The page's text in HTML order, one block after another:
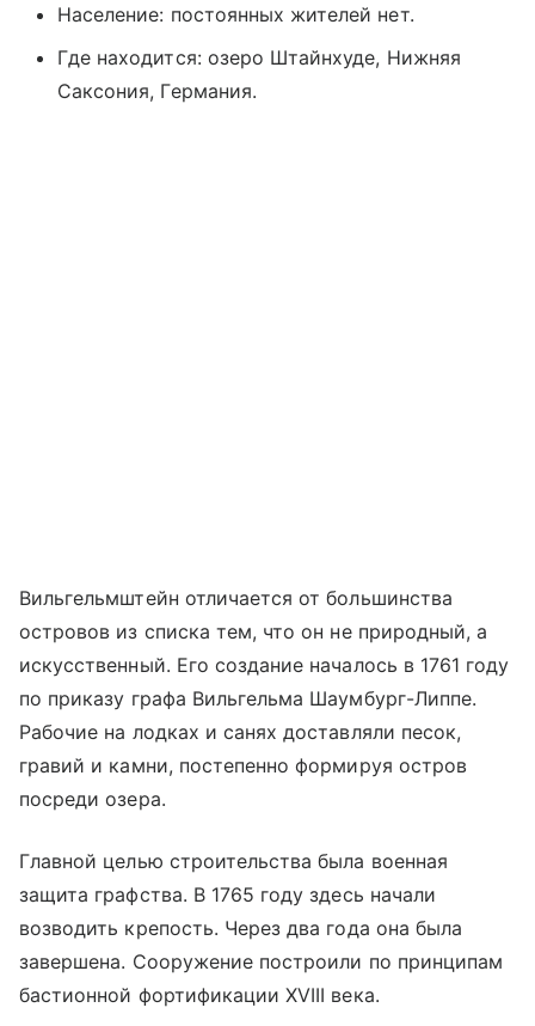
Население: постоянных жителей нет.
Где находится: озеро Штайнхуде, Нижняя
Саксония, Германия.
Вильгельмштейн отличается от большинства
островов из списка тем, что он не природный, а
искусственный. Его создание началось в 1761 году
по приказу графа Вильгельма Шаумбург-Липпе.
Рабочие на лодках и санях доставляли песок,
гравий и камни, постепенно формируя остров
посреди озера.
Главной целью строительства была военная
защита графства. В 1765 году здесь начали
возводить крепость. Через два года она была
завершена. Сооружение построили по принципам
бастионной фортификации XVIII века.